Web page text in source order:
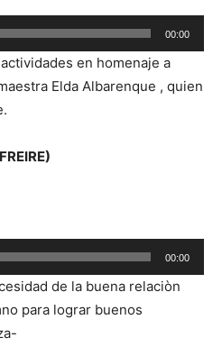
00:00
en homenaje a
Elda Albarenque , quien
00:00
de la buena relaciòn
para lograr buenos